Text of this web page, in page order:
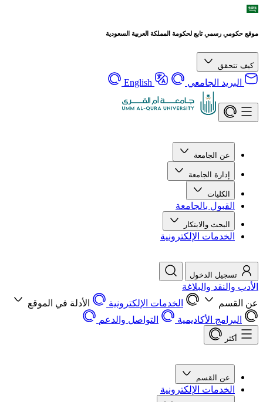
موقع حكومي رسمي تابع لحكومة المملكة العربية السعودية
كيف تتحقق
البريد الجامعي English
عن الجامعة
إدارة الجامعة
الكليات
القبول بالجامعة
البحث والابتكار
الخدمات الإلكترونية
تسجيل الدخول
الأدب والنقد والبلاغة
عن القسم
الخدمات الإلكترونية
الأدلة في الموقع
البرامج الأكاديمية
التواصل والدعم
أكثر
عن القسم
الخدمات الإلكترونية